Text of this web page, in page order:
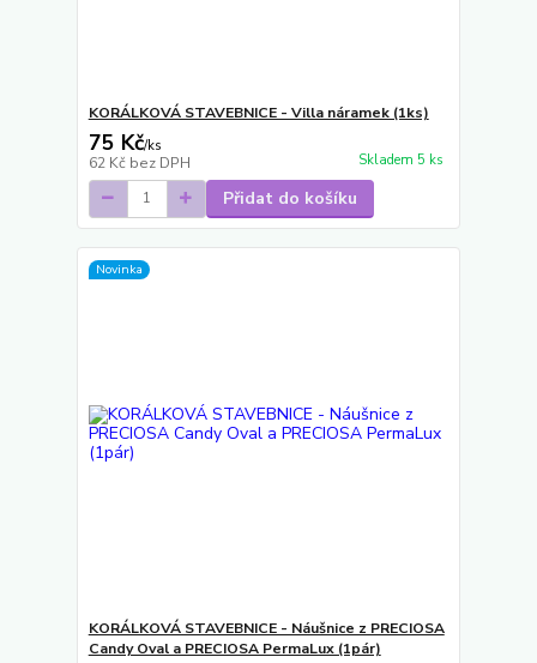
KORÁLKOVÁ STAVEBNICE - Villa náramek (1ks)
75 Kč/ks
62 Kč bez DPH Skladem 5 ks
Přidat do košíku
Novinka
KORÁLKOVÁ STAVEBNICE - Náušnice z PRECIOSA
Candy Oval a PRECIOSA PermaLux (1pár)